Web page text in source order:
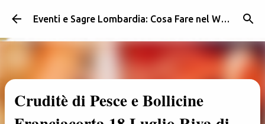
Passa ai contenuti principali Eventi e Sagre Lombardia: Cosa Fare nel Weekend | Weekendidea
Cruditè di Pesce e Bollicine